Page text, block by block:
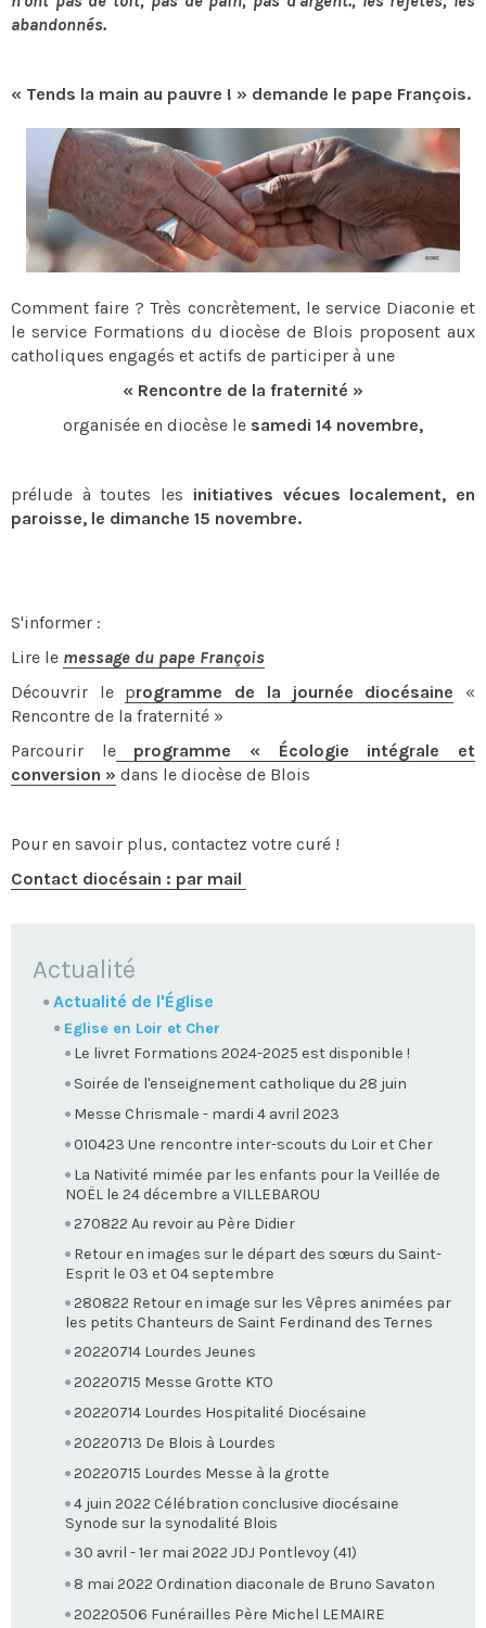
abandonnés.
« Tends la main au pauvre ! » demande le pape François.
Comment faire ? Très concrètement, le service Diaconie et
le service Formations du diocèse de Blois proposent aux
catholiques engagés et actifs de participer à une
« Rencontre de la fraternité »
organisée en diocèse le samedi 14 novembre,
prélude à toutes les initiatives vécues localement, en
paroisse, le dimanche 15 novembre.
S'informer :
Lire le message du pape François
Découvrir le programme de la journée diocésaine
«
Rencontre de la fraternité »
Parcourir leprogramme « Écologie intégrale et
conversion » dans le diocèse de Blois
Pour en savoir plus, contactez votre curé !
Contact diocésain : par mail
NAVIGATION
Actualité
Actualité de l'Église
Eglise en Loir et Cher
Le livret Formations 2024-2025 est disponible !
Soirée de l'enseignement catholique du 28 juin
Messe Chrismale - mardi 4 avril 2023
010423 Une rencontre inter-scouts du Loir et Cher
La Nativité mimée par les enfants pour la Veillée de
NOËL le 24 décembre a VILLEBAROU
270822 Au revoir au Père Didier
Retour en images sur le départ des sœurs du Saint-
Esprit le 03 et 04 septembre
280822 Retour en image sur les Vêpres animées par
les petits Chanteurs de Saint Ferdinand des Ternes
20220714 Lourdes Jeunes
20220715 Messe Grotte KTO
20220714 Lourdes Hospitalité Diocésaine
20220713 De Blois à Lourdes
20220715 Lourdes Messe à la grotte
4 juin 2022 Célébration conclusive diocésaine
Synode sur la synodalité Blois
30 avril - 1er mai 2022 JDJ Pontlevoy (41)
8 mai 2022 Ordination diaconale de Bruno Savaton
20220506 Funérailles Père Michel LEMAIRE